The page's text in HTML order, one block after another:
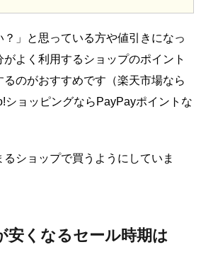
？」と思っている方や値引きになっ
よく利用するショップのポイント
のがおすすめです（楽天市場なら
ショッピングならPayPayポイントな
ショップで買うようにしていま
安くなるセール時期は